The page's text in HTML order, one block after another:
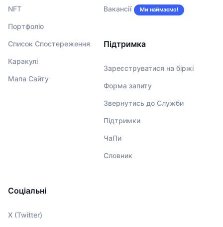
NFT
Портфоліо
Список Спостереження
Каракулі
Мапа Сайту
Вакансії Ми наймаємо!
Підтримка
Зареєструватися на біржі
Форма запиту
Звернутись до Служби
Підтримки
ЧаПи
Словник
Соціальні
X (Twitter)